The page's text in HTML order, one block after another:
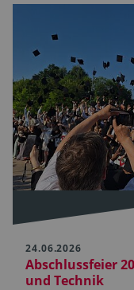
24.06.2026
Abschlussfeier
und Technik